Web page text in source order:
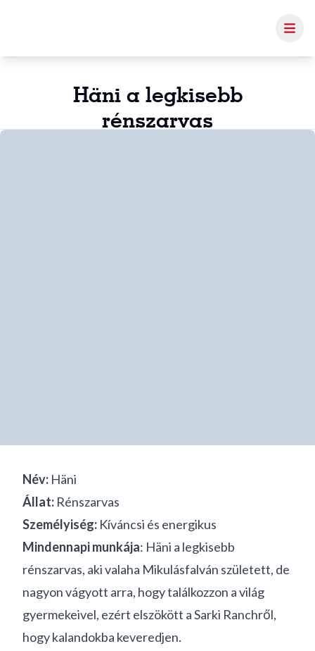
Häni a legkisebb
rénszarvas
Név: Häni
Állat: Rénszarvas
Személyiség: Kíváncsi és energikus
Mindennapi munkája: Häni a legkisebb
rénszarvas, aki valaha Mikulásfalván született, de
nagyon vágyott arra, hogy találkozzon a világ
gyermekeivel, ezért elszökött a Sarki Ranchről,
hogy kalandokba keveredjen.